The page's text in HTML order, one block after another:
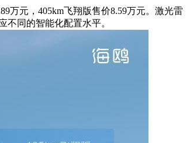
万元，405km飞翔版售价8.59万元。激光雷
不同的智能化配置水平。